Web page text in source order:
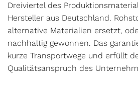
Dreiviertel des
Hersteller aus Deutschland.
alternative Materialien ersetzt,
nachhaltig gewonnen. Das
kurze Transportwege und erfüllt
Qualitätsanspruch des